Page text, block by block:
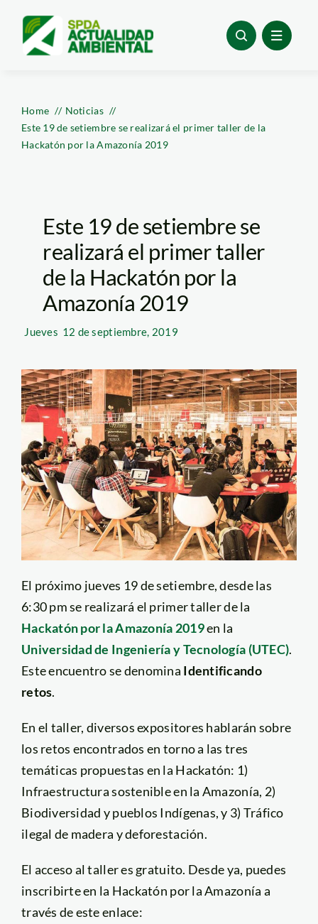
content
Home
Noticias
Este 19 de setiembre se realizará el primer taller de la
Hackatón por la Amazonía 2019
Este 19 de setiembre se
realizará el primer taller
de la Hackatón por la
Amazonía 2019
Jueves 12 de septiembre, 2019
El próximo jueves 19 de setiembre, desde las
6:30 pm se realizará el primer taller de la
Hackatón por la Amazonía 2019en la
Universidad de Ingeniería y Tecnología (UTEC).
Este encuentro se denomina Identificando
retos.
En el taller, diversos expositores hablarán sobre
los retos encontrados en torno a las tres
temáticas propuestas en la Hackatón: 1)
Infraestructura sostenible en la Amazonía, 2)
Biodiversidad y pueblos Indígenas, y 3) Tráfico
ilegal de madera y deforestación.
El acceso al taller es gratuito. Desde ya, puedes
inscribirte en la Hackatón por la Amazonía a
través de este enlace: